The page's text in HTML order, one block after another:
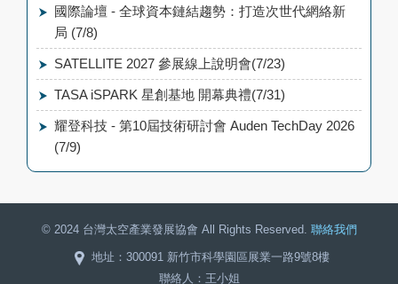
國際論壇 - 全球資本鏈結趨勢：打造次世代網絡新
局 (7/8)
SATELLITE 2027 參展線上說明會(7/23)
TASA iSPARK 星創基地 開幕典禮(7/31)
耀登科技 - 第10屆技術研討會 Auden TechDay 2026
(7/9)
© 2024 台灣太空產業發展協會 All Rights Reserved. 聯絡我們
地址：300091 新竹市科學園區展業一路9號8樓
聯絡人：王小姐